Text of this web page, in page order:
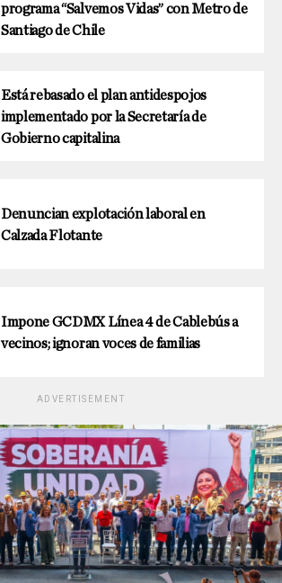
programa “Salvemos Vidas” con Metro de
Santiago de Chile
Está rebasado el plan antidespojos
implementado por la Secretaría de
Gobierno capitalina
Denuncian explotación laboral en
Calzada Flotante
Impone GCDMX Línea 4 de Cablebús a
vecinos; ignoran voces de familias
ADVERTISEMENT